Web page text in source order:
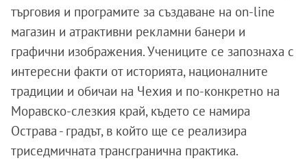
търговия и програмите за създаване на on-line
магазин и атрактивни рекламни банери и
графични изображения. Учениците се запознаха с
интересни факти от историята, националните
традиции и обичаи на Чехия и по-конкретно на
Моравско-слезкия край, където се намира
Острава - градът, в който ще се реализира
триседмичната трансгранична практика.